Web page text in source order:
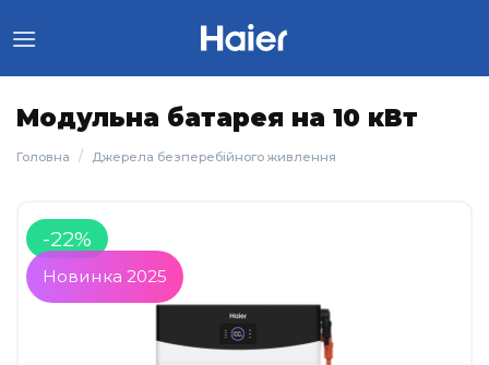
to
Модульна батарея на 10 кВт
Головна / Джерела безперебійного живлення
-22%
Новинка 2025